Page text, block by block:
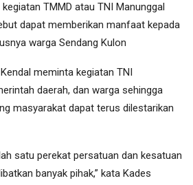
TMMD atau TNI Manunggal
dapat memberikan manfaat kepada
warga Sendang Kulon
meminta kegiatan TNI
daerah, dan warga sehingga
masyarakat dapat terus dilestarikan
satu perekat persatuan dan kesatuan
banyak pihak,” kata Kades